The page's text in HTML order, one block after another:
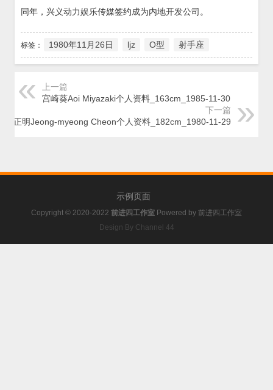
同年，兴义动力娱乐传媒签约成为内地开发公司。
标签： 1980年11月26日 ljz O型 射手座
上一篇
宫崎葵Aoi Miyazaki个人资料_163cm_1985-11-30
下一篇
千正明Jeong-myeong Cheon个人资料_182cm_1980-11-29
示例页面
Copyright © 2020-2022 前进四工作室 Powered by 前进四工作室
Design By Channel 44